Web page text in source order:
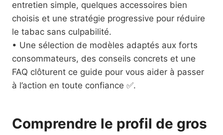
entretien simple, quelques accessoires bien
choisis et une stratégie progressive pour réduire
le tabac sans culpabilité.
• Une sélection de modèles adaptés aux forts
consommateurs, des conseils concrets et une
FAQ clôturent ce guide pour vous aider à passer
à l’action en toute confiance ✅.
Comprendre le profil de gros